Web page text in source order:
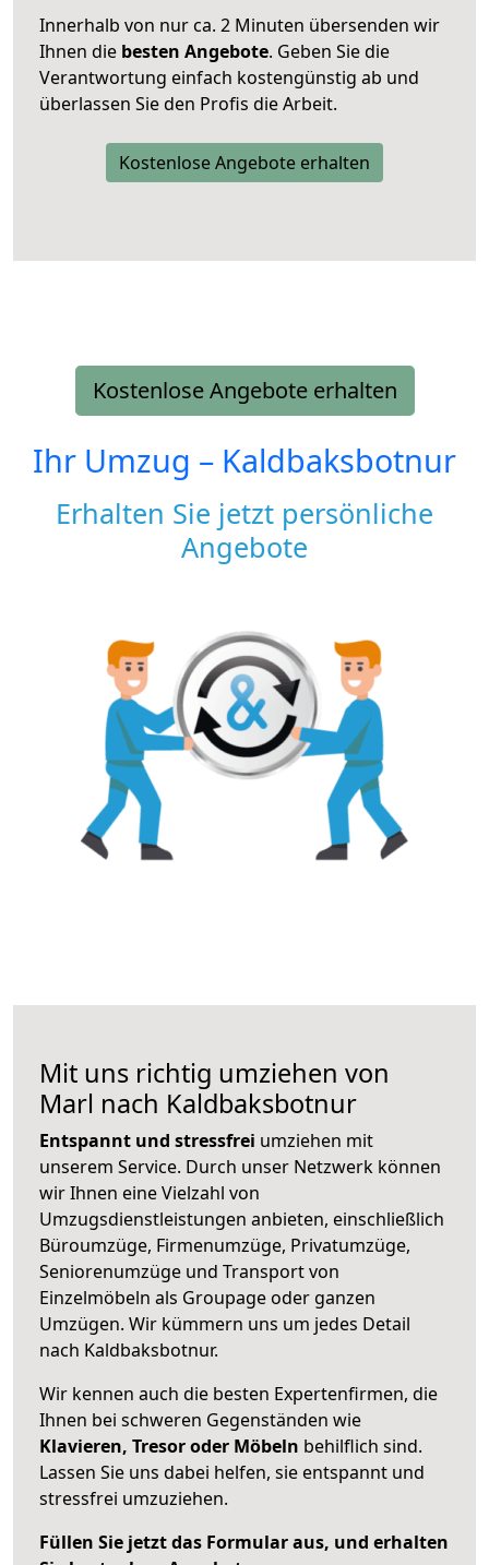
Innerhalb von nur ca. 2 Minuten übersenden wir
Ihnen die besten Angebote. Geben Sie die
Verantwortung einfach kostengünstig ab und
überlassen Sie den Profis die Arbeit.
Kostenlose Angebote erhalten
Kostenlose Angebote erhalten
Ihr Umzug – Kaldbaksbotnur
Erhalten Sie jetzt persönliche
Angebote
Mit uns richtig umziehen von
Marl nach Kaldbaksbotnur
Entspannt und stressfrei umziehen mit
unserem Service. Durch unser Netzwerk können
wir Ihnen eine Vielzahl von
Umzugsdienstleistungen anbieten, einschließlich
Büroumzüge, Firmenumzüge, Privatumzüge,
Seniorenumzüge und Transport von
Einzelmöbeln als Groupage oder ganzen
Umzügen. Wir kümmern uns um jedes Detail
nach Kaldbaksbotnur.
Wir kennen auch die besten Expertenfirmen, die
Ihnen bei schweren Gegenständen wie
Klavieren, Tresor oder Möbeln behilflich sind.
Lassen Sie uns dabei helfen, sie entspannt und
stressfrei umzuziehen.
Füllen Sie jetzt das Formular aus, und erhalten